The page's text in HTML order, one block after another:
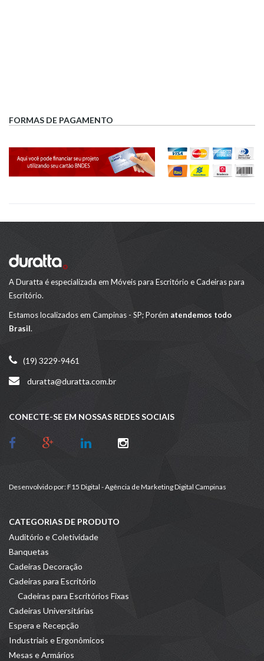
FORMAS DE PAGAMENTO
A Duratta é especializada em Móveis para Escritório e Cadeiras para
Escritório.
Estamos localizados em Campinas - SP; Porém atendemos todo
Brasil.
(19) 3229-9461
duratta@duratta.com.br
CONECTE-SE EM NOSSAS REDES SOCIAIS
Desenvolvido por:F15 Digital - Agência de Marketing Digital Campinas
CATEGORIAS DE PRODUTO
Auditório e Coletividade
Banquetas
Cadeiras Decoração
Cadeiras para Escritório
Cadeiras para Escritórios Fixas
Cadeiras Universitárias
Espera e Recepção
Industriais e Ergonômicos
Mesas e Armários